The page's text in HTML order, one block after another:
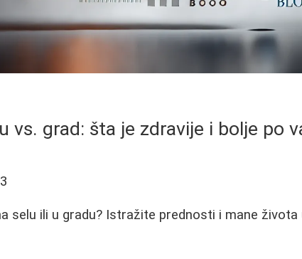
vs. grad: šta je zdravije i bolje po
selu ili u gradu? Istražite prednosti i mane